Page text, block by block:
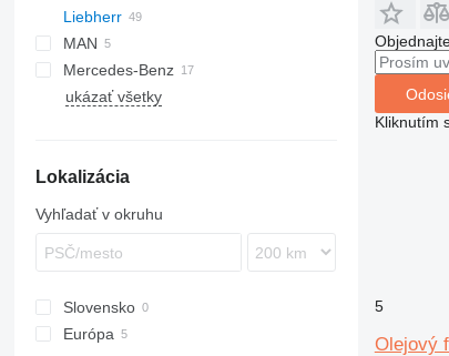
KMK
Liebherr
A-series
HS
LTM
LTM 1040
LTM 1055
LTM 1060
LTM 1080
LTM 1090
GT
MAN
LE
Mercedes-Benz
643
ATF
ukázať všetky
Lokalizácia
Vyhľadať v okruhu
Slovensko
Európa
Kliknutím
5
Olejový